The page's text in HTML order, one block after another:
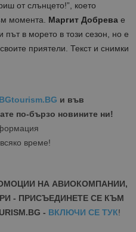
от слънцето!”, което
момента. Маргит Добрева е
път в морето в този сезон, но е
приятели. Текст и снимки
BGtourism.BG и във
по-бързо новините ни!
време!
НА АВИОКОМПАНИИ,
- ПРИСЪЕДИНЕТЕ СЕ КЪМ
- ВКЛЮЧИ СЕ ТУК!